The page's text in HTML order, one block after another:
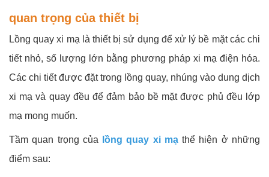
quan trọng của thiết bị
Lồng quay xi mạ là thiết bị sử dụng để xử lý bề mặt các chi
tiết nhỏ, số lượng lớn bằng phương pháp xi mạ điện hóa.
Các chi tiết được đặt trong lồng quay, nhúng vào dung dịch
xi mạ và quay đều để đảm bảo bề mặt được phủ đều lớp
mạ mong muốn.
Tầm quan trọng của lồng quay xi mạthể hiện ở những
điểm sau: